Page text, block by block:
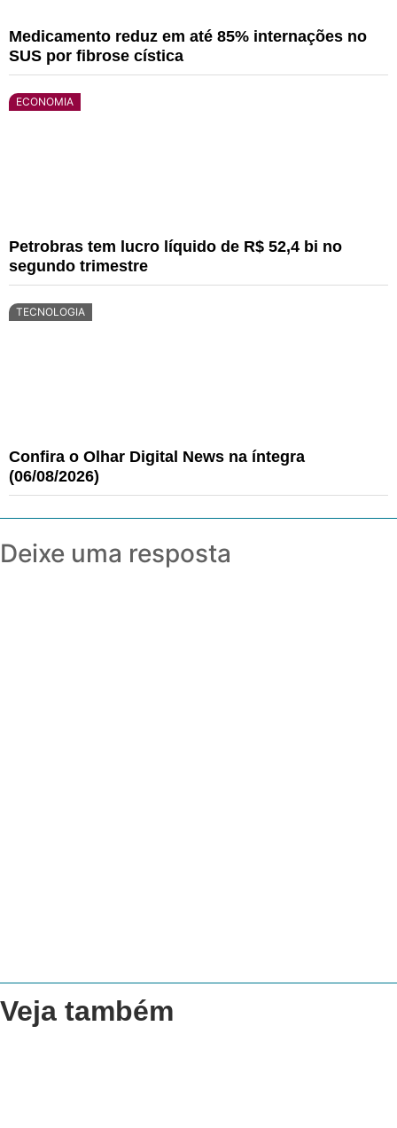
Medicamento reduz em até 85% internações no
SUS por fibrose cística
ECONOMIA
Petrobras tem lucro líquido de R$ 52,4 bi no
segundo trimestre
TECNOLOGIA
Confira o Olhar Digital News na íntegra
(06/08/2026)
Deixe uma resposta
Veja também